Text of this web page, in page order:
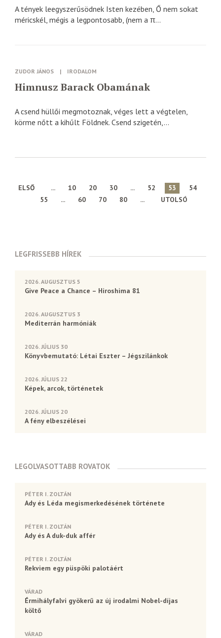
A tények leegyszerűsödnek Isten kezében, Ő nem sokat
méricskél, mégis a legpontosabb, (nem a π...
ZUDOR JÁNOS | IRODALOM
Himnusz Barack Obamának
A csend hüllői megmotoznak, véges lett a végtelen,
körme nőtt a kihűlt Földnek. Csend szigetén,...
ELSŐ ... 10 20 30 ... 52 53
54
55
... 60 70 80 ... UTOLSÓ
LEGFRISSEBB HÍREK
2026. AUGUSZTUS 5
Give Peace a Chance – Hiroshima 81
2026. AUGUSZTUS 3
Mediterrán harmóniák
2026. JÚLIUS 30
Könyvbemutató: Létai Eszter – Jégszilánkok
2026. JÚLIUS 22
Képek, arcok, történetek
2026. JÚLIUS 20
A fény elbeszélései
LEGOLVASOTTABB ROVATOK
PÉTER I. ZOLTÁN
Ady és Léda megismerkedésének története
PÉTER I. ZOLTÁN
Ady és A duk-duk affér
PÉTER I. ZOLTÁN
Rekviem egy püspöki palotáért
VÁRAD
Érmihályfalvi gyökerű az új irodalmi Nobel-díjas
költő
VÁRAD